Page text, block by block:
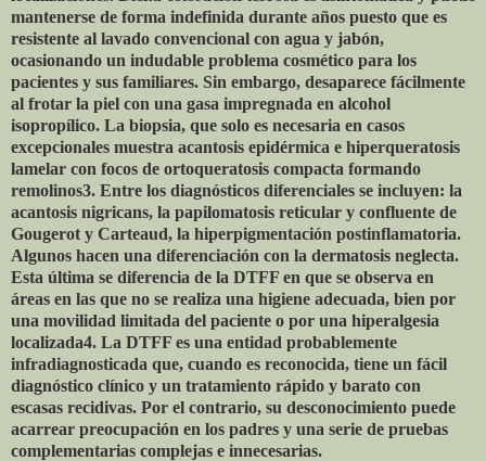
mantenerse de forma indefinida durante años puesto que es
resistente al lavado convencional con agua y jabón,
ocasionando un indudable problema cosmético para los
pacientes y sus familiares. Sin embargo, desaparece fácilmente
al frotar la piel con una gasa impregnada en alcohol
isopropílico. La biopsia, que solo es necesaria en casos
excepcionales muestra acantosis epidérmica e hiperqueratosis
lamelar con focos de ortoqueratosis compacta formando
remolinos3. Entre los diagnósticos diferenciales se incluyen: la
acantosis nigricans, la papilomatosis reticular y confluente de
Gougerot y Carteaud, la hiperpigmentación postinflamatoria.
Algunos hacen una diferenciación con la dermatosis neglecta.
Esta última se diferencia de la DTFF en que se observa en
áreas en las que no se realiza una higiene adecuada, bien por
una movilidad limitada del paciente o por una hiperalgesia
localizada4. La DTFF es una entidad probablemente
infradiagnosticada que, cuando es reconocida, tiene un fácil
diagnóstico clínico y un tratamiento rápido y barato con
escasas recidivas. Por el contrario, su desconocimiento puede
acarrear preocupación en los padres y una serie de pruebas
complementarias complejas e innecesarias.